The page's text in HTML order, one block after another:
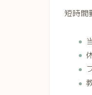
短時間